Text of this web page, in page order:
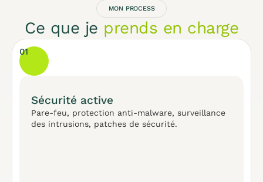
MON PROCESS
Ce que je prends en charge
01
Sécurité active
Pare-feu, protection anti-malware, surveillance
des intrusions, patches de sécurité.